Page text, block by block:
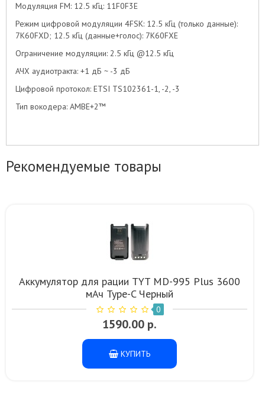
Модуляция FM: 12.5 кГц: 11F0F3E
Режим цифровой модуляции 4FSK: 12.5 кГц (только данные):
7K60FXD; 12.5 кГц (данные+голос): 7K60FXE
Ограничение модуляции: 2.5 кГц @12.5 кГц
АЧХ аудиотракта: +1 дБ ~ -3 дБ
Цифровой протокол: ETSI TS102361-1, -2, -3
Тип вокодера: AMBE+2™
Рекомендуемые товары
Аккумулятор для рации TYT MD-995 Plus 3600
мАч Type-C Черный
0
1590.00 р.
КУПИТЬ